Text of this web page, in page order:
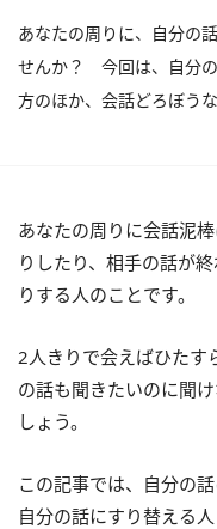
あなたの周りに、自分の
せんか？ 今回は、自分
方のほか、会話どろぼう
あなたの周りに会話泥
りしたり、相手の話が
りする人のことです。
2人きりで会えばひたす
の話も聞きたいのに聞
しょう。
この記事では、自分の
自分の話にすり替える